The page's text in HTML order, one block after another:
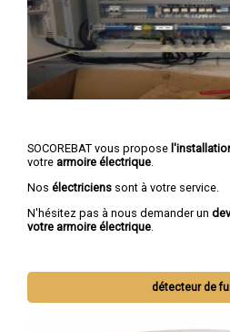
SOCOREBAT vous propose
votre armoire électrique.
Nos électriciens sont à votre service.
N'hésitez pas à nous demander un
votre armoire électrique
détecteur de